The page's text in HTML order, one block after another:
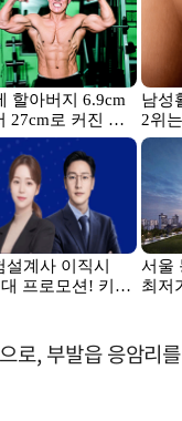
, 부발읍 응암리